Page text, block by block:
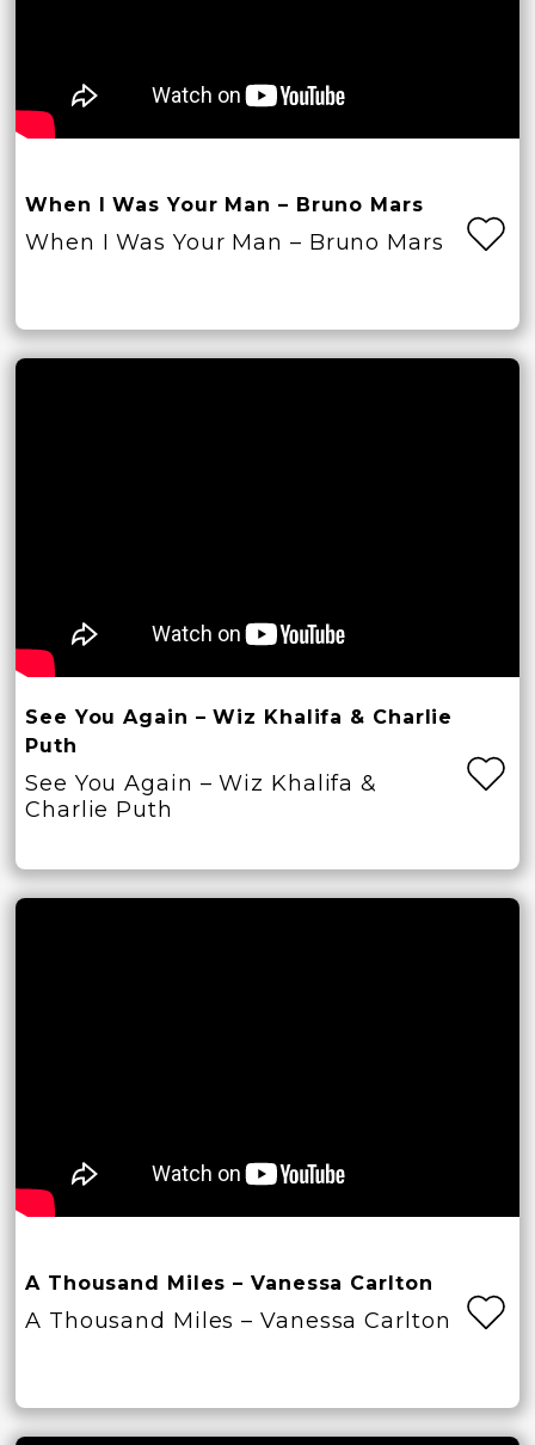
When I Was Your Man – Bruno Mars
When I Was Your Man – Bruno Mars
See You Again – Wiz Khalifa & Charlie
Puth
See You Again – Wiz Khalifa &
Charlie Puth
A Thousand Miles – Vanessa Carlton
A Thousand Miles – Vanessa Carlton